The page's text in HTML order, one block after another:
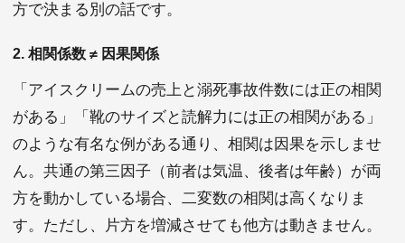
方で決まる別の話です。
2. 相関係数 ≠ 因果関係
「アイスクリームの売上と溺死事故件数には正の相関
がある」「靴のサイズと読解力には正の相関がある」
のような有名な例がある通り、相関は因果を示しませ
ん。共通の第三因子（前者は気温、後者は年齢）が両
方を動かしている場合、二変数の相関は高くなりま
す。ただし、片方を増減させても他方は動きません。